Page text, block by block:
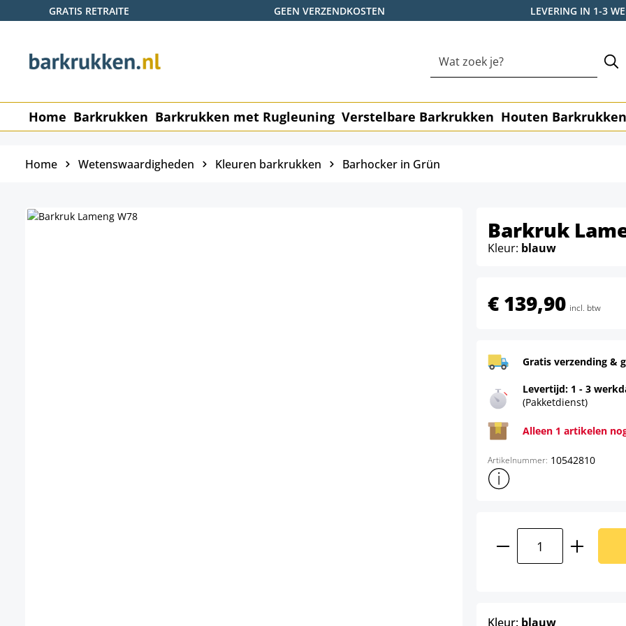
de hoofdinhoud
Ga naar de zoekopdracht
Ga naar de hoofdnavigatie
GRATIS RETRAITE GEEN VERZENDKOSTEN LEVERING IN 1-3
Home Barkrukken Barkrukken met Rugleuning Verstelbare Barkrukken Houten Barkrukken
Home Wetenswaardigheden Kleuren barkrukken Barhocker in Grün
Barkruk
Kleur: blauw
€ 139,90 incl. btw
Gratis verzending &
Levertijd: 1 - 3
(Pakketdienst)
Alleen 1 artikelen
Artikelnummer: 10542810
Toon meer productinformatie
Kleur: blauwselect